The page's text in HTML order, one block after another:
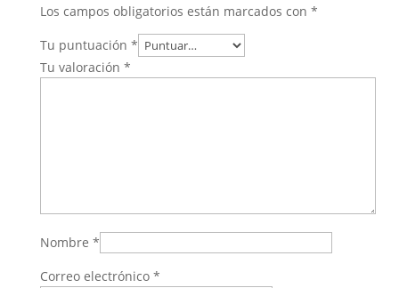
Los campos obligatorios están marcados con *
Tu puntuación *
Tu valoración *
Nombre *
Correo electrónico *